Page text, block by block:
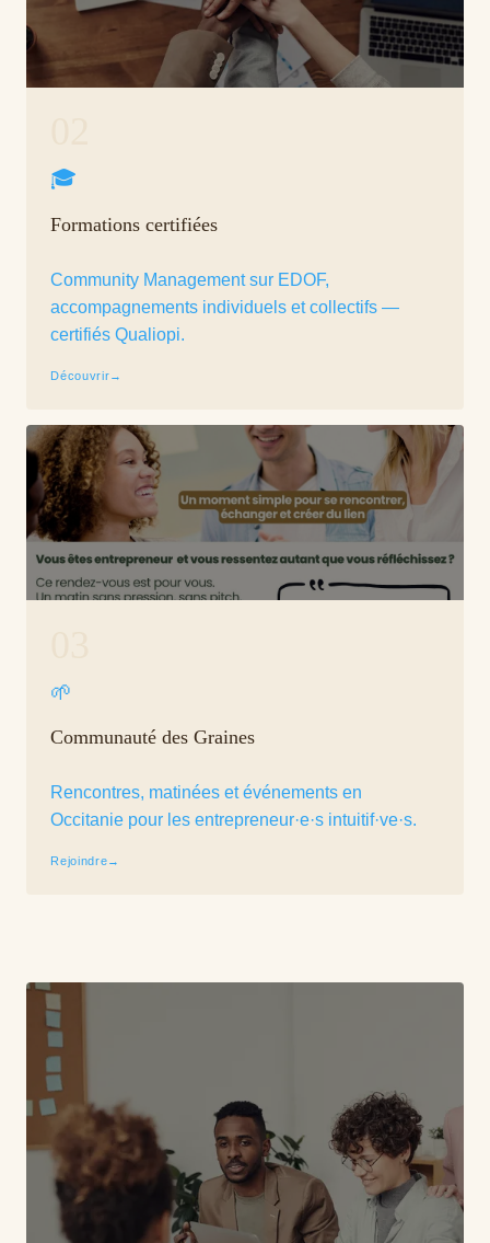
🎓
Formations certifiées
Community Management sur EDOF,
accompagnements individuels et collectifs —
certifiés Qualiopi.
Découvrir→
🌱
Communauté des Graines
Rencontres, matinées et événements en
Occitanie pour les entrepreneur·e·s intuitif·ve·s.
Rejoindre→